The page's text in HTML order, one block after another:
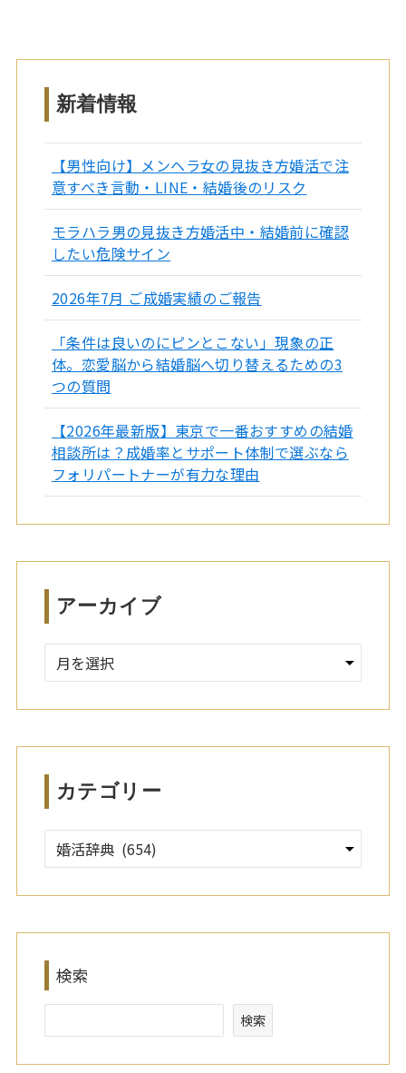
新着情報
【男性向け】メンヘラ女の見抜き方婚活で注
意すべき言動・LINE・結婚後のリスク
モラハラ男の見抜き方婚活中・結婚前に確認
したい危険サイン
2026年7月 ご成婚実績のご報告
「条件は良いのにピンとこない」現象の正
体。恋愛脳から結婚脳へ切り替えるための3
つの質問
【2026年最新版】東京で一番おすすめの結婚
相談所は？成婚率とサポート体制で選ぶなら
フォリパートナーが有力な理由
アーカイブ
ー
ブ
カテゴリー
検索
検索